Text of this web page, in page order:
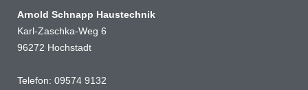
Arnold Schnapp Haustechnik
Karl-Zaschka-Weg 6
96272 Hochstadt
Telefon: 09574 9132